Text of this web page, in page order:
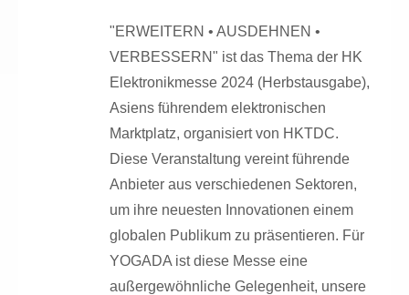
"ERWEITERN • AUSDEHNEN •
VERBESSERN" ist das Thema der HK
Elektronikmesse 2024 (Herbstausgabe),
Asiens führendem elektronischen
Marktplatz, organisiert von HKTDC.
Diese Veranstaltung vereint führende
Anbieter aus verschiedenen Sektoren,
um ihre neuesten Innovationen einem
globalen Publikum zu präsentieren. Für
YOGADA ist diese Messe eine
außergewöhnliche Gelegenheit, unsere